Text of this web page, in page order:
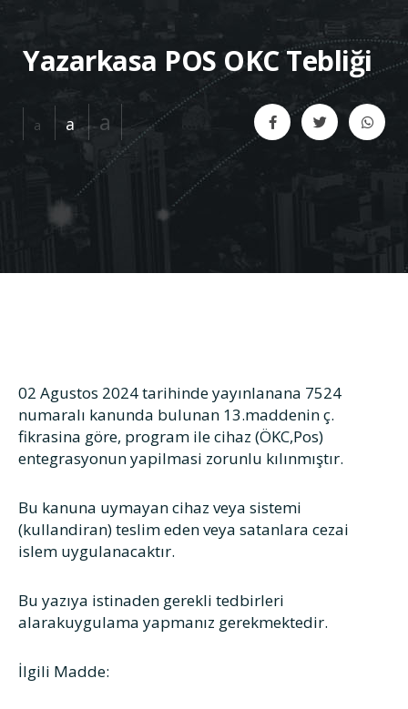
Yazarkasa POS OKC Tebliği
a a a
02 Agustos 2024 tarihinde yayınlanana 7524
numaralı kanunda bulunan 13.maddenin ç.
fikrasina göre, program ile cihaz (ÖKC,Pos)
entegrasyonun yapilmasi zorunlu kılınmıştır.
Bu kanuna uymayan cihaz veya sistemi
(kullandiran) teslim eden veya satanlara cezai
islem uygulanacaktır.
Bu yazıya istinaden gerekli tedbirleri
alarakuygulama yapmanız gerekmektedir.
İlgili Madde: